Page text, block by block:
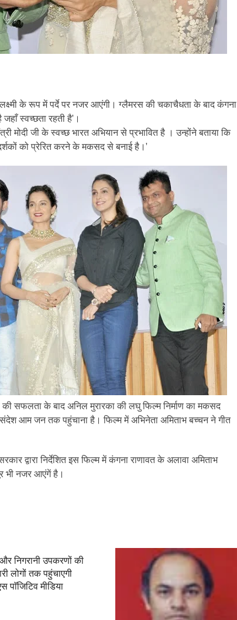
लक्ष्मी के रूप में पर्दे पर नजर आएंगी। ग्लैमरस की चकाचैधता के बाद कंगना
स्वच्छता रहती है’।
मोदी जी के स्वच्छ भारत अभियान से प्रभावित है । उन्होंने बताया कि
को प्रेरित करने के मकसद से बनाई है।’
की सफलता के बाद अनिल मुरारका की लघु फिल्म निर्माण का मकसद
संदेश आम जन तक पहुंचाना है। फिल्म में अभिनेता अमिताभ बच्चन ने गीत
द्वारा निर्देशित इस फिल्म में कंगना राणावत के अलावा अमिताभ
भी नजर आएंगें है।
निगरानी उपकरणों की
लोगों तक पहुंचाएगी
पाॅजिटिव मीडिया